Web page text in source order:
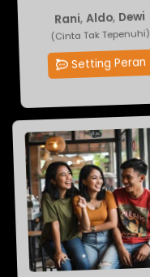
Rani, Aldo, Dewi
(Cinta Tak Tepenuhi)
Setting Peran